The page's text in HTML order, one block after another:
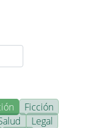
Ficción
Legal